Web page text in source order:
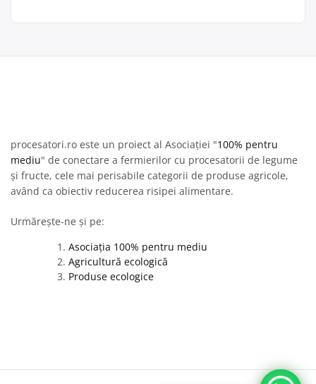
procesatori.ro este un proiect al Asociației "100% pentru
mediu" de conectare a fermierilor cu procesatorii de legume
și fructe, cele mai perisabile categorii de produse agricole,
având ca obiectiv reducerea risipei alimentare.
Urmărește-ne și pe:
Asociația 100% pentru mediu
Agricultură ecologică
Produse ecologice